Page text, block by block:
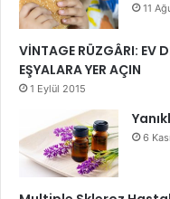
11
VİNTAGE RÜZGÂRI: EV
EŞYALARA YER AÇIN
1 Eylül 2015
6